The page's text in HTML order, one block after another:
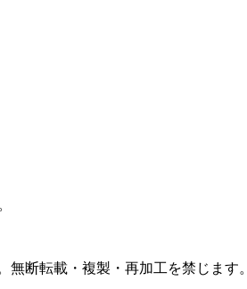
断転載・複製・再加工を禁じます。